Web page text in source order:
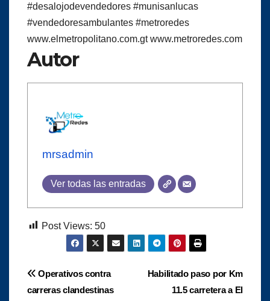
#desalojodevendedores #munisanlucas
#vendedoresambulantes #metroredes
www.elmetropolitano.com.gt www.metroredes.com
Autor
mrsadmin
Ver todas las entradas
Post Views: 50
Navegación
Habilitado paso por Km
11.5 carretera a El
Operativos contra
carreras clandestinas